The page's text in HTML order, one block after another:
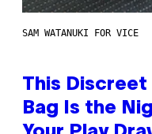
SAM WATANUKI FOR VICE
This Discreet
Bag Is the